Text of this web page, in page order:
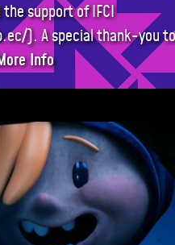
support of IFCI
). A special thank-you to
Info